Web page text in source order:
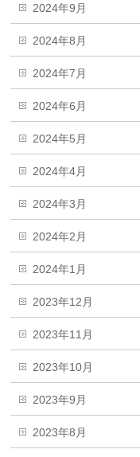
2024年9月
2024年8月
2024年7月
2024年6月
2024年5月
2024年4月
2024年3月
2024年2月
2024年1月
2023年12月
2023年11月
2023年10月
2023年9月
2023年8月